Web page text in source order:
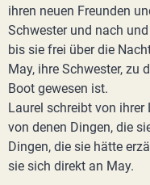
ihren neuen Freunden
Schwester und nach
bis sie frei über die
May, ihre Schwester, zu
Boot gewesen ist.
Laurel schreibt von ihrer
von denen Dingen, die
Dingen, die sie hätte
sie sich direkt an May.